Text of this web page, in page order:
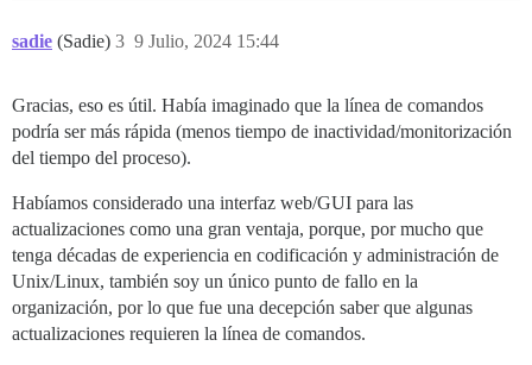
sadie (Sadie) 9 Julio, 2024 15:44
3
Gracias, eso es útil. Había imaginado que la línea de comandos
podría ser más rápida (menos tiempo de inactividad/monitorización
del tiempo del proceso).
Habíamos considerado una interfaz web/GUI para las
actualizaciones como una gran ventaja, porque, por mucho que
tenga décadas de experiencia en codificación y administración de
Unix/Linux, también soy un único punto de fallo en la
organización, por lo que fue una decepción saber que algunas
actualizaciones requieren la línea de comandos.